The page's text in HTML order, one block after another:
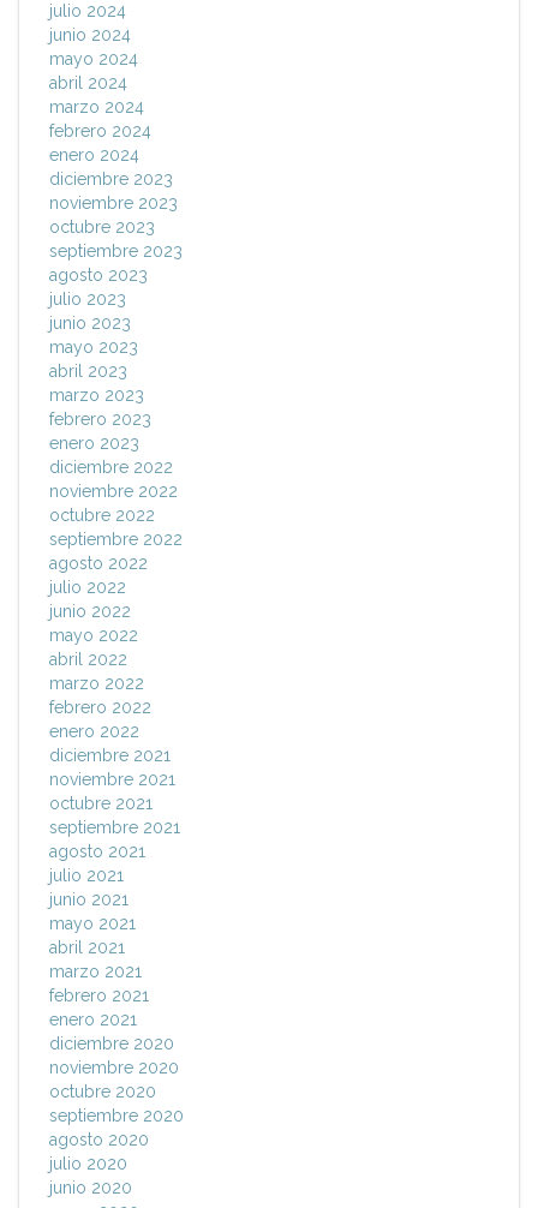
julio 2024
junio 2024
mayo 2024
abril 2024
marzo 2024
febrero 2024
enero 2024
diciembre 2023
noviembre 2023
octubre 2023
septiembre 2023
agosto 2023
julio 2023
junio 2023
mayo 2023
abril 2023
marzo 2023
febrero 2023
enero 2023
diciembre 2022
noviembre 2022
octubre 2022
septiembre 2022
agosto 2022
julio 2022
junio 2022
mayo 2022
abril 2022
marzo 2022
febrero 2022
enero 2022
diciembre 2021
noviembre 2021
octubre 2021
septiembre 2021
agosto 2021
julio 2021
junio 2021
mayo 2021
abril 2021
marzo 2021
febrero 2021
enero 2021
diciembre 2020
noviembre 2020
octubre 2020
septiembre 2020
agosto 2020
julio 2020
junio 2020